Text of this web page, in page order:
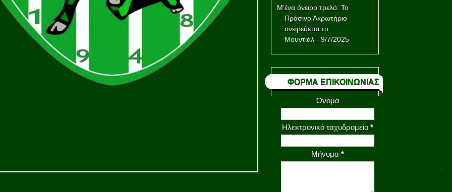
Μ’ένα όνειρο τρελό: Το
Πράσινο Ακρωτήριο
ονειρεύεται το
Μουντιάλ- 9/7/2025
ΦΟΡΜΑ ΕΠΙΚΟΙΝΩΝΙΑΣ
Όνομα
Ηλεκτρονικό ταχυδρομείο *
Μήνυμα *